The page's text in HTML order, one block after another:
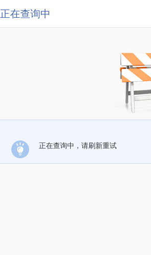
正在查询中
正在查询中，请刷新重试